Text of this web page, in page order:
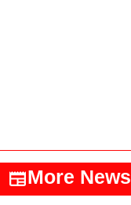
More News